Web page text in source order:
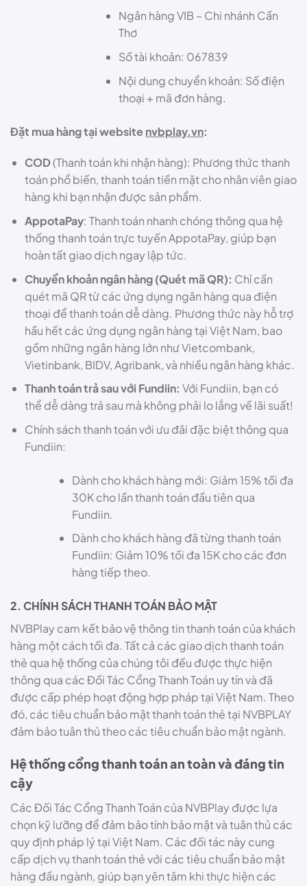
Ngân hàng VIB – Chi nhánh Cần
Thơ
Số tài khoản: 067839
Nội dung chuyển khoản: Số điện
thoại + mã đơn hàng.
Đặt mua hàng tại website nvbplay.vn:
COD(Thanh toán khi nhận hàng): Phương thức thanh
toán phổ biến, thanh toán tiền mặt cho nhân viên giao
hàng khi bạn nhận được sản phẩm.
AppotaPay: Thanh toán nhanh chóng thông qua hệ
thống thanh toán trực tuyến AppotaPay, giúp bạn
hoàn tất giao dịch ngay lập tức.
Chuyển khoản ngân hàng (Quét mã QR): Chỉ cần
quét mã QR từ các ứng dụng ngân hàng qua điện
thoại để thanh toán dễ dàng. Phương thức này hỗ trợ
hầu hết các ứng dụng ngân hàng tại Việt Nam, bao
gồm những ngân hàng lớn như Vietcombank,
Vietinbank, BIDV, Agribank, và nhiều ngân hàng khác.
Thanh toán trả sau với Fundiin: Với Fundiin, bạn có
thể dễ dàng trả sau mà không phải lo lắng về lãi suất!
Chính sách thanh toán với ưu đãi đặc biệt thông qua
Fundiin:
Dành cho khách hàng mới: Giảm 15% tối đa
30K cho lần thanh toán đầu tiên qua
Fundiin.
Dành cho khách hàng đã từng thanh toán
Fundiin: Giảm 10% tối đa 15K cho các đơn
hàng tiếp theo.
2. CHÍNH SÁCH THANH TOÁN BẢO MẬT
NVBPlay cam kết bảo vệ thông tin thanh toán của khách
hàng một cách tối đa. Tất cả các giao dịch thanh toán
thẻ qua hệ thống của chúng tôi đều được thực hiện
thông qua các Đối Tác Cổng Thanh Toán uy tín và đã
được cấp phép hoạt động hợp pháp tại Việt Nam. Theo
đó, các tiêu chuẩn bảo mật thanh toán thẻ tại NVBPLAY
đảm bảo tuân thủ theo các tiêu chuẩn bảo mật ngành.
Hệ thống cổng thanh toán an toàn và đáng tin
cậy
Các Đối Tác Cổng Thanh Toán của NVBPlay được lựa
chọn kỹ lưỡng để đảm bảo tính bảo mật và tuân thủ các
quy định pháp lý tại Việt Nam. Các đối tác này cung
cấp dịch vụ thanh toán thẻ với các tiêu chuẩn bảo mật
hàng đầu ngành, giúp bạn yên tâm khi thực hiện các